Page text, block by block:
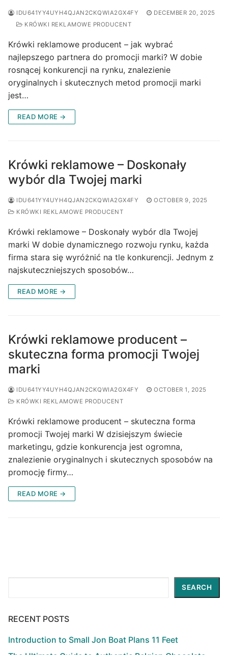
IDU641YY4UYH4QJAN2CKQWIA2GX4FY
DECEMBER 20, 2025
KRÓWKI REKLAMOWE PRODUCENT
Krówki reklamowe producent – jak wybrać
najlepszego partnera do promocji marki? W dobie
rosnącej konkurencji na rynku, znalezienie
oryginalnych i skutecznych metod promocji marki
jest…
READ MORE →
Krówki reklamowe – Doskonały
wybór dla Twojej marki
IDU641YY4UYH4QJAN2CKQWIA2GX4FY
OCTOBER 9, 2025
KRÓWKI REKLAMOWE PRODUCENT
Krówki reklamowe – Doskonały wybór dla Twojej
marki W dobie dynamicznego rozwoju rynku, każda
firma stara się wyróżnić na tle konkurencji. Jednym z
najskuteczniejszych sposobów…
READ MORE →
Krówki reklamowe producent –
skuteczna forma promocji Twojej
marki
IDU641YY4UYH4QJAN2CKQWIA2GX4FY
OCTOBER 1, 2025
KRÓWKI REKLAMOWE PRODUCENT
Krówki reklamowe producent – skuteczna forma
promocji Twojej marki W dzisiejszym świecie
marketingu, gdzie konkurencja jest ogromna,
znalezienie oryginalnych i skutecznych sposobów na
promocję firmy…
READ MORE →
SEARCH
RECENT POSTS
Introduction to Small Jon Boat Plans 11 Feet